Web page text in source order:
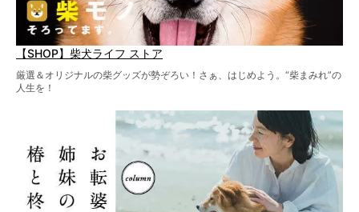
【SHOP】柴犬ライフ ストア
厳選＆オリジナルの柴グッズが勢ぞろい！さぁ、はじめよう。“柴まみれ”の
人生を！